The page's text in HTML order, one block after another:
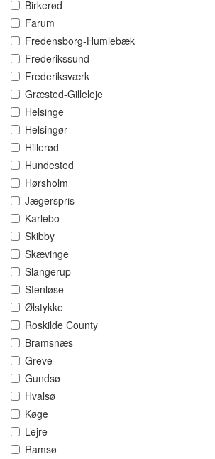
Birkerød
Farum
Fredensborg-Humlebæk
Frederikssund
Frederiksværk
Græsted-Gilleleje
Helsinge
Helsingør
Hillerød
Hundested
Hørsholm
Jægerspris
Karlebo
Skibby
Skævinge
Slangerup
Stenløse
Ølstykke
Roskilde County
Bramsnæs
Greve
Gundsø
Hvalsø
Køge
Lejre
Ramsø